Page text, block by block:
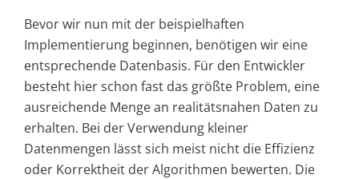
Bevor wir nun mit der beispielhaften
Implementierung beginnen, benötigen wir eine
entsprechende Datenbasis. Für den Entwickler
besteht hier schon fast das größte Problem, eine
ausreichende Menge an realitätsnahen Daten zu
erhalten. Bei der Verwendung kleiner
Datenmengen lässt sich meist nicht die Effizienz
oder Korrektheit der Algorithmen bewerten. Die